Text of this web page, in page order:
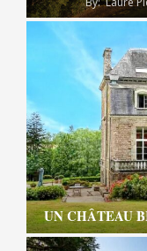
UN CHÂTEAU